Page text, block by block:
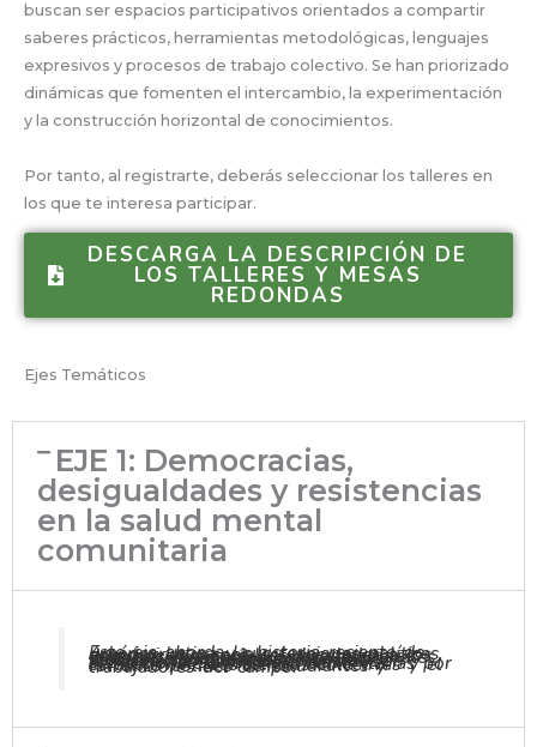
buscan ser espacios participativos orientados a compartir
saberes prácticos, herramientas metodológicas, lenguajes
expresivos y procesos de trabajo colectivo. Se han priorizado
dinámicas que fomenten el intercambio, la experimentación
y la construcción horizontal de conocimientos.
Por tanto, al registrarte, deberás seleccionar los talleres en
los que te interesa participar.
DESCARGA LA DESCRIPCIÓN DE
LOS TALLERES Y MESAS
REDONDAS
Ejes Temáticos
EJE 1: Democracias,
desigualdades y resistencias
en la salud mental
comunitaria
Este eje aborda la historia reciente de América Latina y sus tensiones políticas, económicas y sociales, vinculadas a los derechos humanos, los lazos sociales, la subjetividad y las luchas territoriales. Incluye reflexiones sobre políticas públicas, desigualdades sociales, movimientos sociales, determinación social de la salud, violencias institucionales, prácticas comunitarias por el buen vivir, resistencias colectivas y el rol ético-político de estudiantes y trabajadores del campo.